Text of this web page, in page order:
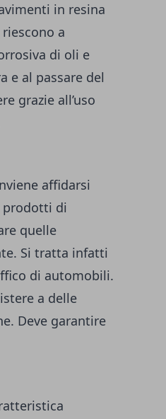
in resina
a
di oli e
e al passare del
grazie all’uso
affidarsi
prodotti di
quelle
Si tratta infatti
di automobili.
a delle
Deve garantire